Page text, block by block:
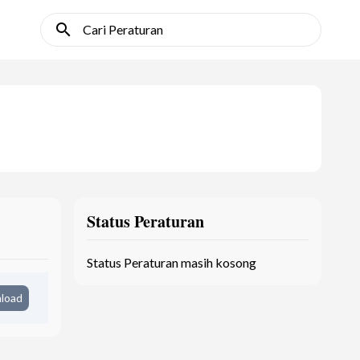
search Cari Peraturan
Status Peraturan
Status Peraturan masih kosong